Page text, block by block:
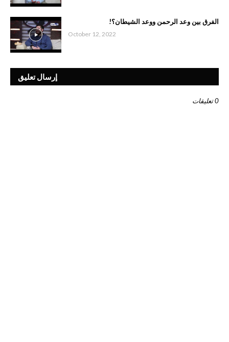
الفرق بين وعد الرحمن ووعد الشيطان؟!
October 12, 2022
إرسال تعليق
0 تعليقات